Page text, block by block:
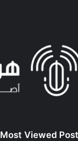
Most Viewed